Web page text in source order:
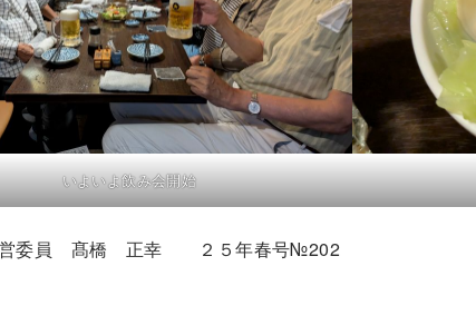
いよいよ飲み会開始
委員 髙橋 正幸 ２５年春号№202